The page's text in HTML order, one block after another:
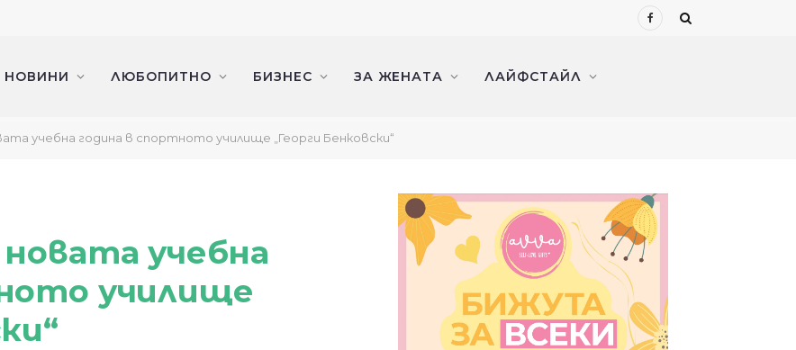
Facebook
НОВИНИ ЛЮБОПИТНО БИЗНЕС ЗА ЖЕНАТА ЛАЙФСТАЙЛ
учебна година в спортното училище „Георги Бенковски“
учебна
училище